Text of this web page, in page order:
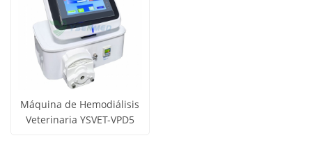
Máquina de Hemodiálisis
Veterinaria YSVET-VPD5